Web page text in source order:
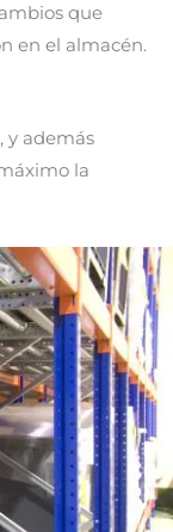
que
en el almacén.
y además
la